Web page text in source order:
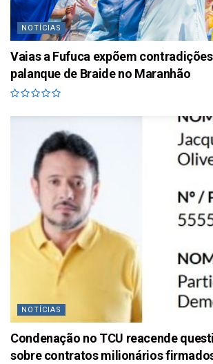
NOTÍCIAS
Vaias a Fufuca expõem
palanque de Braide no Maranhão
NOTÍCIAS
Condenação no TCU reacende
sobre contratos milionários